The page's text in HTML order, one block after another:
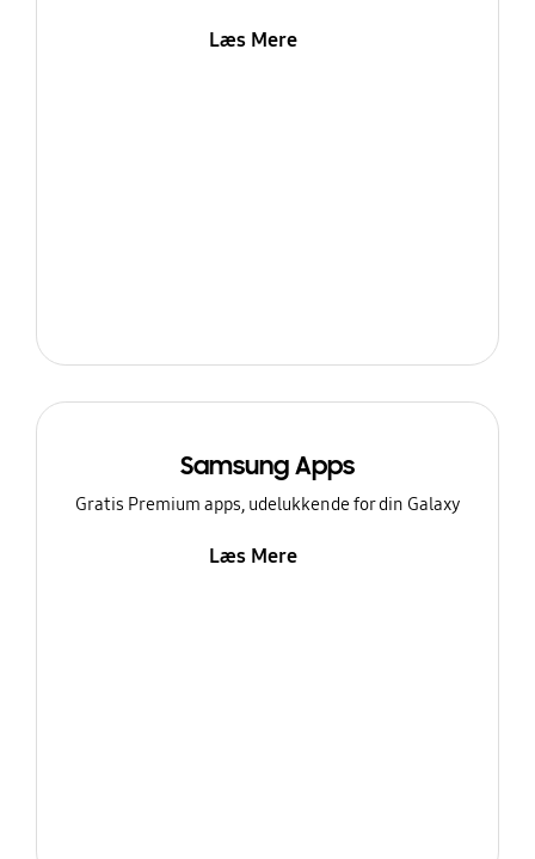
Læs Mere
Samsung Apps
Gratis Premium apps, udelukkende for din Galaxy
Læs Mere